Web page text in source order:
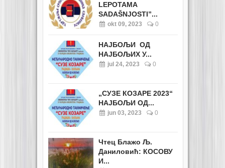
LEPOTAMA
SADAŠNJOSTI”...
okt 09, 2023 0
НАЈБОЉИ ОД
НАЈБОЉИХ У...
jul 24, 2023 0
„СУЗЕ КОЗАРЕ 2023“
НАЈБОЉИ ОД...
jun 03, 2023 0
Чтец Блажо Љ.
Даниловић: КОСОВУ
И...